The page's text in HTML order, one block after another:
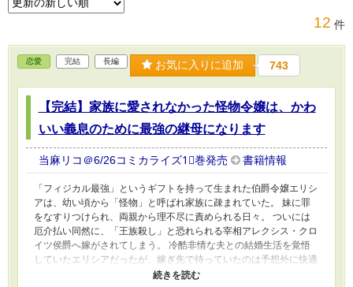
12 件
恋愛 完結 長編 お気に入りに追加 743
【完結】家族に愛されなかった怪物令嬢は、かわ
いい義息のために最強の継母になります
当麻リコ＠6/26コミカライズ1⃣巻発売 書籍情報
「フィジカル最強」というギフトを持って生まれた伯爵令嬢エリシ
アは、幼い頃から「怪物」と呼ばれ家族に疎まれていた。 妹に罪
をなすりつけられ、両親から理不尽に責められる日々。 ついには
厄介払い同然に、「王族殺し」と恐れられる宰相アレクシス・クロ
イツ侯爵へ嫁がされてしまう。 冷酷非情な夫との結婚生活を覚悟
していたエリシアだったが、嫁ぎ先で待っていたのは予想外に快適
な生活だった。 無愛想だが仕事熱心な夫。 親切な使用人たち。 そ